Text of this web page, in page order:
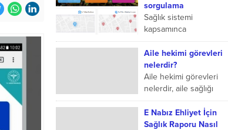
sorgulama
Sağlık sistemi
kapsamınca
vatandaşların birçok
farklı imkandan
yararlanmasını ve
neticesinde sağlık
süreçlerini çok daha iyi
biçimde kontrol
etmesini sağlayan
yapıların...
Aile hekimi görevleri
nelerdir?
Aile hekimi görevleri
nelerdir, aile sağlığı
merkezlerinin görevleri
nelerdir, aile hekimliği
nedir nasıl çalışır ve aile
E Nabız Ehliyet İçin
Sağlık Raporu Nasıl